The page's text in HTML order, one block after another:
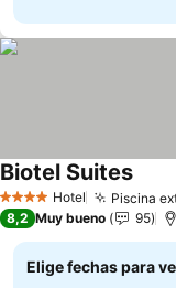
4 EstrellasHotel Piscina
Biotel SuitesVer
8,2 Muy bueno 95
Elige fechas para